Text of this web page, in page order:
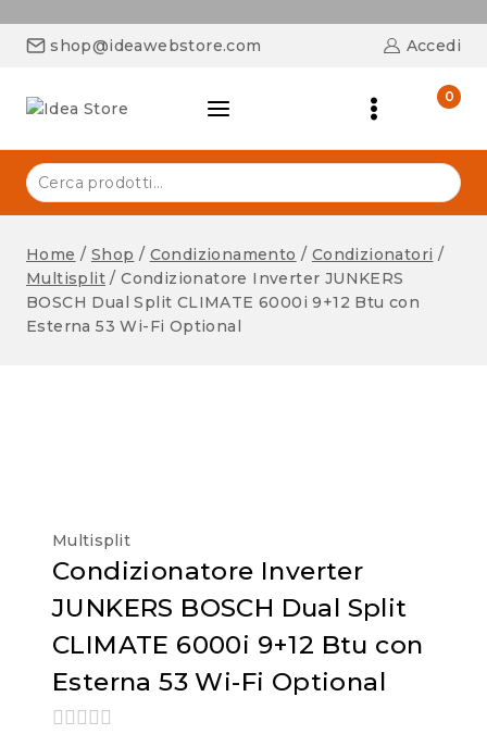
shop@ideawebstore.com Accedi
0
Home / Shop / Condizionamento / Condizionatori /
Multisplit / Condizionatore Inverter JUNKERS
BOSCH Dual Split CLIMATE 6000i 9+12 Btu con
Esterna 53 Wi-Fi Optional
Multisplit
Condizionatore Inverter
JUNKERS BOSCH Dual Split
CLIMATE 6000i 9+12 Btu con
Esterna 53 Wi-Fi Optional